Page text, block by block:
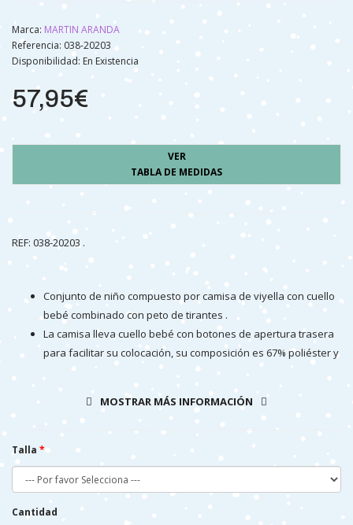
Marca: MARTIN ARANDA
Referencia: 038-20203
Disponibilidad: En Existencia
57,95€
VER
TABLA DE MEDIDAS
REF: 038-20203 .
Conjunto de niño compuesto por camisa de viyella con cuello
bebé combinado con peto de tirantes .
La camisa lleva cuello bebé con botones de apertura trasera
para facilitar su colocación, su composición es 67% poliéster y
El peto bombacho es de algodón 100% con tirantes
abotonados por delante y cruzados por detrás, además lleva
El peto es de microtela estampada de cuadritos, muy suave al
tacto.
Se trata de un conjunto de niño sencillo y simpático, muy
combinable con todo.
MOSTRAR MÁS INFORMACIÓN
Talla
Cantidad